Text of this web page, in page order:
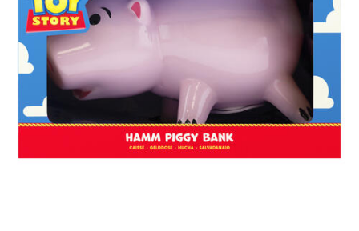
手工藝,文具,蠟筆,泥膠,畫板
娃娃, 芭比,收藏公仔
電子玩具
遊戲及拼圖系列
Play-Doh培樂多
Pokemon寶可夢
playpop
LEGO樂高
12~14歳
14歳以上